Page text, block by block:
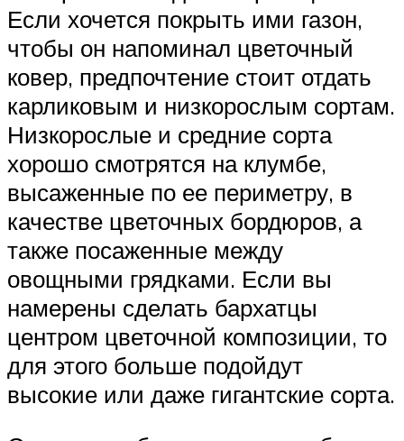
Если хочется покрыть ими газон,
чтобы он напоминал цветочный
ковер, предпочтение стоит отдать
карликовым и низкорослым сортам.
Низкорослые и средние сорта
хорошо смотрятся на клумбе,
высаженные по ее периметру, в
качестве цветочных бордюров, а
также посаженные между
овощными грядками. Если вы
намерены сделать бархатцы
центром цветочной композиции, то
для этого больше подойдут
высокие или даже гигантские сорта.